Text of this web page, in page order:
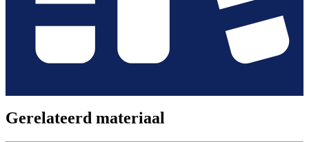
Gerelateerd materiaal